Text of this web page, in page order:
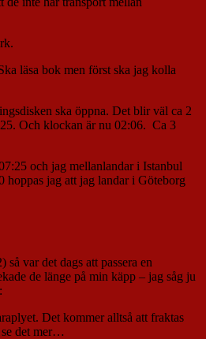
läsa bok men först ska jag kolla
ska öppna. Det blir väl ca 2
Och klockan är nu 02:06. Ca 3
och jag mellanlandar i Istanbul
jag att jag landar i Göteborg
var det dags att passera en
de länge på min käpp – jag såg ju
Det kommer alltså att fraktas
det mer…